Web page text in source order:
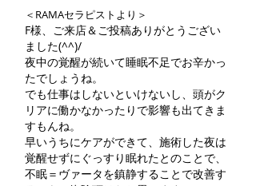
＜RAMAセラピストより＞
F様、ご来店＆ご投稿ありがとうござい
ました(^^)/
夜中の覚醒が続いて睡眠不足でお辛かっ
たでしょうね。
でも仕事はしないといけないし、頭がク
リアに働かなかったりで影響も出てきま
すもんね。
早いうちにケアができて、施術した夜は
覚醒せずにぐっすり眠れたとのことで、
不眠＝ヴァータを鎮静することで改善す